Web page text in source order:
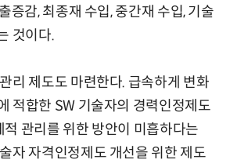
증감, 최종재 수입, 중간재 수입, 기술
것이다.
리 제도도 마련한다. 급속하게 변화
적합한 SW 기술자의 경력인정제도
관리를 위한 방안이 미흡하다는
자 자격인정제도 개선을 위한 제도